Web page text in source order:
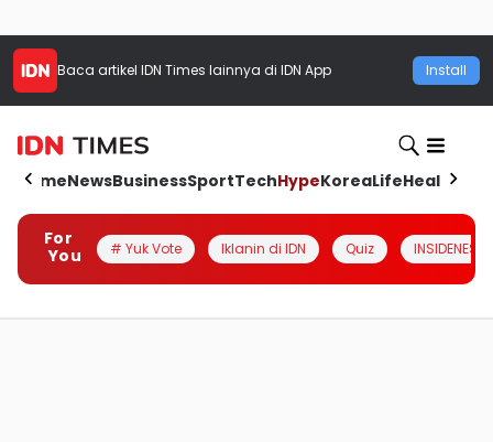
Baca artikel IDN Times lainnya di IDN App Install
HomeNewsBusinessSportTechHypeKoreaLifeHealth
For
You
# Yuk Vote Iklanin di IDN Quiz INSIDENESIA